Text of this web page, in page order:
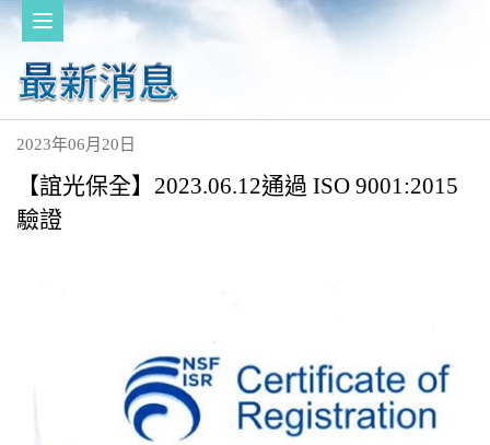
2023年06月20日
【誼光保全】2023.06.12通過 ISO 9001:2015
驗證